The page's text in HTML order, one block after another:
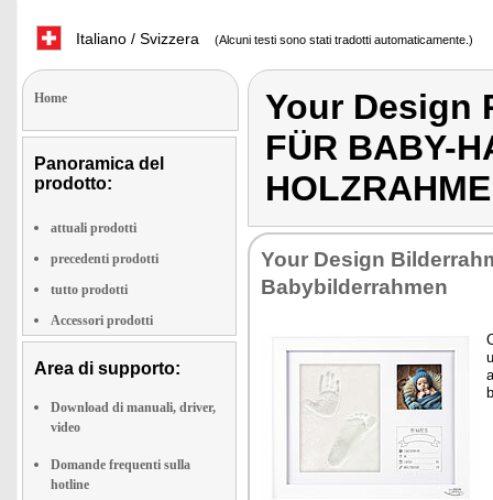
Italiano / Svizzera (Alcuni testi sono stati tradotti automaticamente.)
Home
Panoramica del
prodotto:
attuali prodotti
precedenti prodotti
tutto prodotti
Accessori prodotti
Area di supporto:
Download di manuali, driver,
video
Domande frequenti sulla
hotline
Your Design
FÜR BABY-
Your Design
Babybilderrahmen